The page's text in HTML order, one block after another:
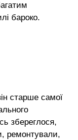
бароко.
старше самої
збереглося,
ремонтували,